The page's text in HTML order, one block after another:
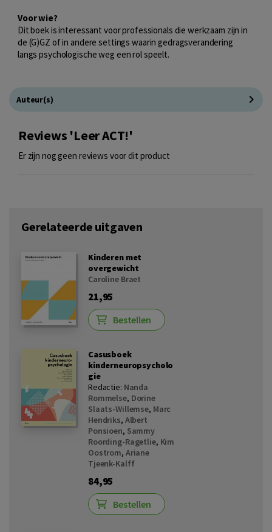
Voor wie?
Dit boek is interessant voor professionals die werkzaam zijn in
de (G)GZ of in andere settings waarin gedragsverandering
langs psychologische weg een rol speelt.
Auteur(s)
Reviews 'Leer ACT!'
Er zijn nog geen reviews voor dit product
Gerelateerde uitgaven
Kinderen met
overgewicht
Caroline Braet
21,95
Bestellen
Casusboek
kinderneuropsycholo
gie
Redactie: Nanda
Rommelse, Dorine
Slaats-Willemse, Marc
Hendriks, Albert
Ponsioen, Sammy
Roording-Ragetlie, Kim
Oostrom, Ariane
Tjeenk-Kalff
84,95
Bestellen